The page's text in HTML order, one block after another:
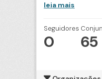
leia mais
Seguidores
0 65